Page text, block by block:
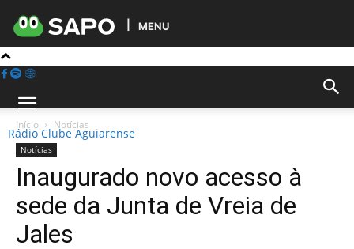
MENU
Rádio Clube Aguiarense
Início Notícias
Notícias
Inaugurado novo acesso à
sede da Junta de Vreia de
Jales